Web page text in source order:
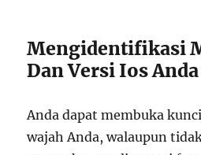
Mengidentifikasi
Dan Versi Ios Anda
Anda dapat membuka
wajah Anda, walaupun